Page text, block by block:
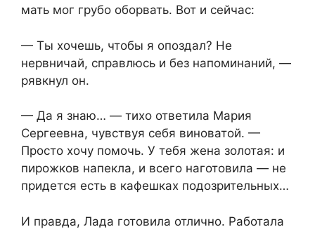
мать мог грубо оборвать. Вот и сейчас:
— Ты хочешь, чтобы я опоздал? Не
нервничай, справлюсь и без напоминаний, —
рявкнул он.
— Да я знаю… — тихо ответила Мария
Сергеевна, чувствуя себя виноватой. —
Просто хочу помочь. У тебя жена золотая: и
пирожков напекла, и всего наготовила — не
придется есть в кафешках подозрительных…
И правда, Лада готовила отлично. Работала